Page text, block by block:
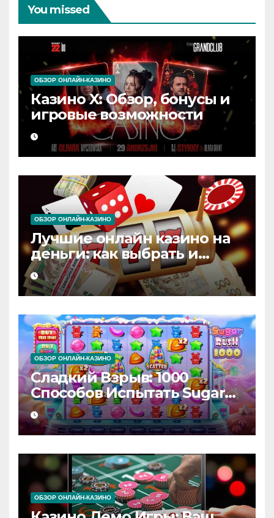
You missed
ОБЗОР ОНЛАЙН-КАЗИНО
Казино X: Обзор, бонусы и
игровые возможности
ОБЗОР ОНЛАЙН-КАЗИНО
Лучшие онлайн казино на
деньги: как выбрать и
начать выигрывать
ОБЗОР ОНЛАЙН-КАЗИНО
Сладкий Взрыв: 1000
Способов Испытать Sugar
Rush!
ОБЗОР ОНЛАЙН-КАЗИНО